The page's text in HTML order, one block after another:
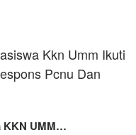
KKN UMM…